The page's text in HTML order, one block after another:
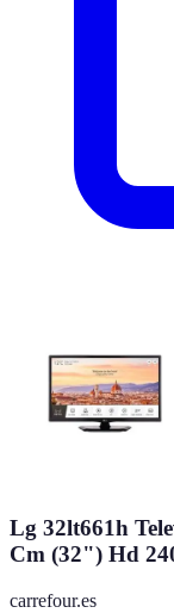
Lg 32lt661h
Cm (32") Hd
carrefour.es